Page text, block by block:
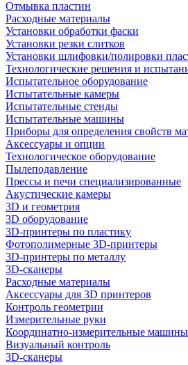
Отмывка пластин
Расходные материалы
Установки обработки фаски
Установки резки слитков
Установки шлифовки/полировки
Технологические решения и
Испытательное оборудование
Испытательные камеры
Испытательные стенды
Испытательные машины
Приборы для определения свойств
Аксессуары и опции
Технологическое оборудование
Пылеподавление
Прессы и печи специализированные
Акустические камеры
3D и геометрия
3D оборудование
3D-принтеры по пластику
Фотополимерные 3D-принтеры
3D-принтеры по металлу
3D-сканеры
Расходные материалы
Аксессуары для 3D принтеров
Контроль геометрии
Измерительные руки
Координатно-измерительные машины
Визуальный контроль
3D-сканеры